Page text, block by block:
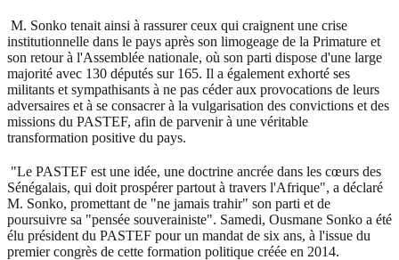
M. Sonko tenait ainsi à rassurer ceux qui craignent une crise
institutionnelle dans le pays après son limogeage de la Primature et
son retour à l'Assemblée nationale, où son parti dispose d'une large
majorité avec 130 députés sur 165. Il a également exhorté ses
militants et sympathisants à ne pas céder aux provocations de leurs
adversaires et à se consacrer à la vulgarisation des convictions et des
missions du PASTEF, afin de parvenir à une véritable
transformation positive du pays.
"Le PASTEF est une idée, une doctrine ancrée dans les cœurs des
Sénégalais, qui doit prospérer partout à travers l'Afrique", a déclaré
M. Sonko, promettant de "ne jamais trahir" son parti et de
poursuivre sa "pensée souverainiste". Samedi, Ousmane Sonko a été
élu président du PASTEF pour un mandat de six ans, à l'issue du
premier congrès de cette formation politique créée en 2014.